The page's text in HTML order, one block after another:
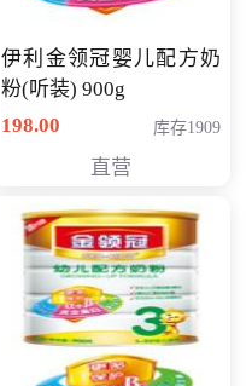
伊利金领冠婴儿配方奶
粉(听装) 900g
198.00
库存1909
直营